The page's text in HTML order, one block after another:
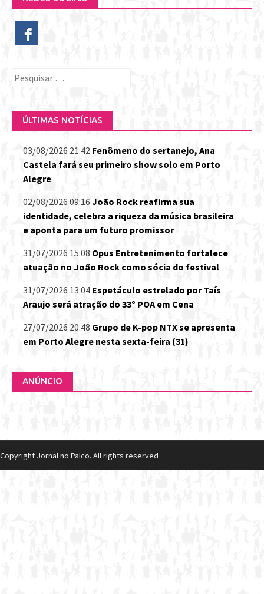
Pesquisar
ÚLTIMAS NOTÍCIAS
03/08/2026 21:42 Fenômeno do sertanejo, Ana
Castela fará seu primeiro show solo em Porto
Alegre
02/08/2026 09:16 João Rock reafirma sua
identidade, celebra a riqueza da música brasileira
e aponta para um futuro promissor
31/07/2026 15:08 Opus Entretenimento fortalece
atuação no João Rock como sócia do festival
31/07/2026 13:04 Espetáculo estrelado por Taís
Araujo será atração do 33º POA em Cena
27/07/2026 20:48 Grupo de K-pop NTX se apresenta
em Porto Alegre nesta sexta-feira (31)
ANÚNCIO
Copyright Jornal no Palco. All rights reserved